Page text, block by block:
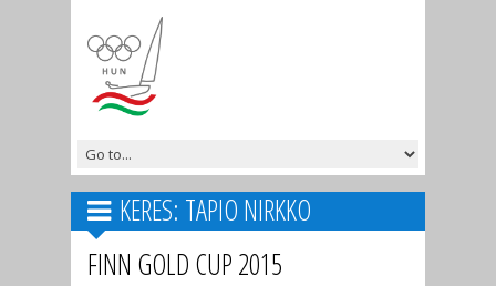
KERES: TAPIO NIRKKO
FINN GOLD CUP 2015